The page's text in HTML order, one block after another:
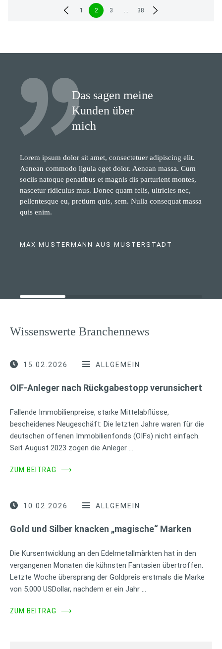
Seitennummerierung
1 2 3 … 38
Das sagen meine
Kunden über
mich
Lorem ipsum dolor sit amet, consectetuer adipiscing elit.
Aenean commodo ligula eget dolor. Aenean massa. Cum
sociis natoque penatibus et magnis dis parturient montes,
nascetur ridiculus mus. Donec quam felis, ultricies nec,
pellentesque eu, pretium quis, sem. Nulla consequat massa
quis enim.
MAX MUSTERMANN AUS MUSTERSTADT
Wissenswerte Branchennews
15.02.2026 ALLGEMEIN
OIF-Anleger nach Rückgabestopp verunsichert
Fallende Immobilienpreise, starke Mittelabflüsse,
bescheidenes Neugeschäft: Die letzten Jahre waren für die
deutschen offenen Immobilienfonds (OIFs) nicht einfach.
Seit August 2023 zogen die Anleger …
ZUM BEITRAG ⟶
10.02.2026 ALLGEMEIN
Gold und Silber knacken „magische“ Marken
Die Kursentwicklung an den Edelmetallmärkten hat in den
vergangenen Monaten die kühnsten Fantasien übertroffen.
Letzte Woche übersprang der Goldpreis erstmals die Marke
von 5.000 USDollar, nachdem er ein Jahr …
ZUM BEITRAG ⟶